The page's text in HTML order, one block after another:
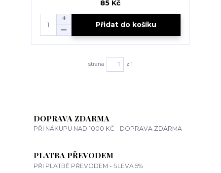
85 Kč
Přidat do košíku
strana z 1
DOPRAVA ZDARMA
PŘI NÁKUPU NAD 1000 KČ - DOPRAVA ZDARMA
PLATBA PŘEVODEM
PŘI PLATBĚ PŘEVODEM - SLEVA 5%